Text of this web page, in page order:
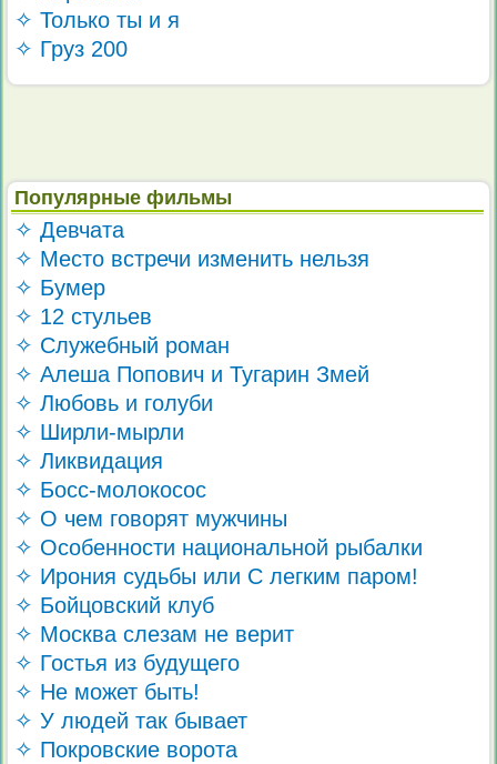
✧ Только ты и я
✧ Груз 200
Популярные фильмы
✧ Девчата
✧ Место встречи изменить нельзя
✧ Бумер
✧ 12 стульев
✧ Служебный роман
✧ Алеша Попович и Тугарин Змей
✧ Любовь и голуби
✧ Ширли-мырли
✧ Ликвидация
✧ Босс-молокосос
✧ О чем говорят мужчины
✧ Особенности национальной рыбалки
✧ Ирония судьбы или С легким паром!
✧ Бойцовский клуб
✧ Москва слезам не верит
✧ Гостья из будущего
✧ Не может быть!
✧ У людей так бывает
✧ Покровские ворота